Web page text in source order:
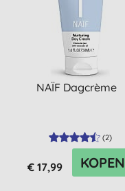
NAÏF Dagcrème
(2)
€ 17,99 KOPEN